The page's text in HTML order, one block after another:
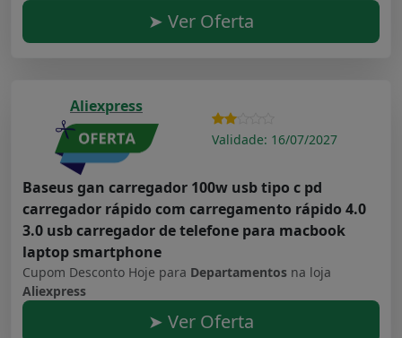
➤ Ver Oferta
Aliexpress
Validade: 16/07/2027
Baseus gan carregador 100w usb tipo c pd
carregador rápido com carregamento rápido 4.0
3.0 usb carregador de telefone para macbook
laptop smartphone
Cupom Desconto Hoje para Departamentos na loja
Aliexpress
➤ Ver Oferta